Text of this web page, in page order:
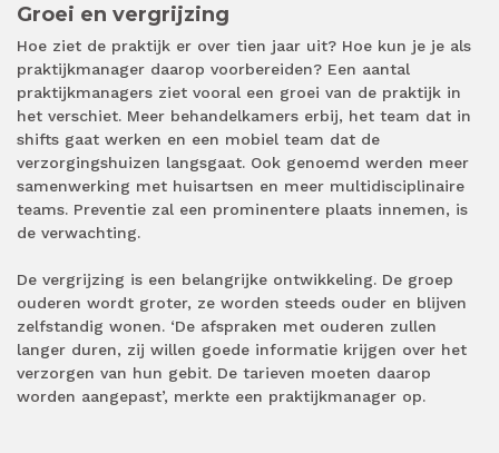
Groei en vergrijzing
Hoe ziet de praktijk er over tien jaar uit? Hoe kun je je als
praktijkmanager daarop voorbereiden? Een aantal
praktijkmanagers ziet vooral een groei van de praktijk in
het verschiet. Meer behandelkamers erbij, het team dat in
shifts gaat werken en een mobiel team dat de
verzorgingshuizen langsgaat. Ook genoemd werden meer
samenwerking met huisartsen en meer multidisciplinaire
teams. Preventie zal een prominentere plaats innemen, is
de verwachting.
De vergrijzing is een belangrijke ontwikkeling. De groep
ouderen wordt groter, ze worden steeds ouder en blijven
zelfstandig wonen. ‘De afspraken met ouderen zullen
langer duren, zij willen goede informatie krijgen over het
verzorgen van hun gebit. De tarieven moeten daarop
worden aangepast’, merkte een praktijkmanager op.